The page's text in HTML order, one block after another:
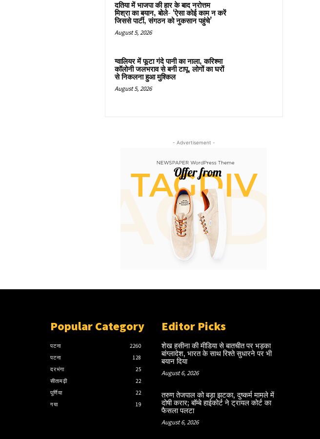
दतिया में भाजपा की हार के बाद नरोत्तम
मिश्रा का बयान, बोले- ‘ऐसा कोई काम न करें
जिससे पार्टी, संगठन को नुकसान पहुंचे’
August 5, 2026
ग्वालियर में फूटा गंदे पानी का नाला, करिश्मा
कॉलोनी जलभराव से बनी टापू, लोगों का घरों
से निकलना हुआ मुश्किल
August 5, 2026
- Advertisement -
Popular Category
पटना
2260
पटना
128
दरभंगा
25
सीतामढ़ी
22
पूर्णिया
22
गया
19
Editor Picks
शेख हसीना की मीडिया से बातचीत पर भड़का
बांग्लादेश, भारत के साथ रिश्ते सुधारने पर भी
बयान दिया
August 6, 2026
तरुण तेजपाल को बड़ा झटका, दुष्कर्म मामले में
दोषी करार; बॉम्बे हाईकोर्ट ने ट्रायल कोर्ट का
फैसला पलटा
August 6, 2026